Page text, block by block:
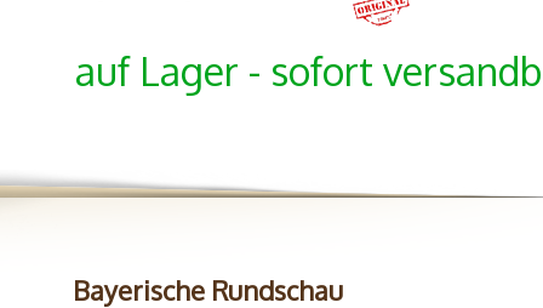
auf Lager - sofort
Bayerische Rundschau